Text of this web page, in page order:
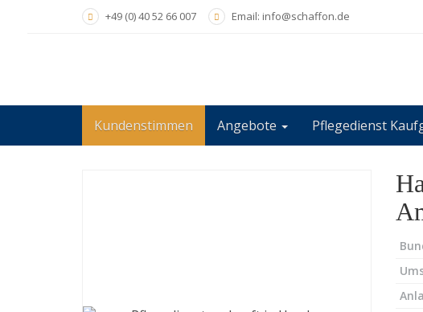
+49 (0) 40 52 66 007 Email: info@schaffon.de
Kundenstimmen Angebote Pflegedienst